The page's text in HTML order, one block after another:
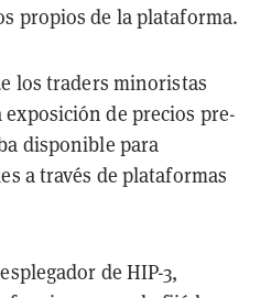
propios de la plataforma.
los traders minoristas
exposición de precios pre-
disponible para
a través de plataformas
de HIP-3,